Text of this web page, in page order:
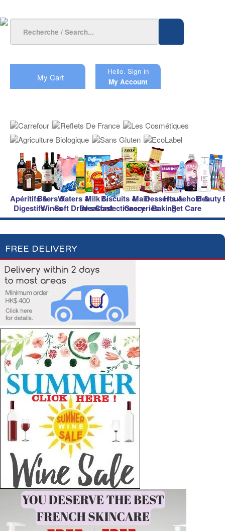
My Cart
Hello. Sign in
My Account
Apéritifs &
Digestifs
Beers &
Wines
Waters &
Soft Drinks
Milk &
Breakfast
Biscuits &
Confectionery
Main
Groceries
Desserts &
Baking
Household &
Pet Care
Beauty
FREE DELIVERY